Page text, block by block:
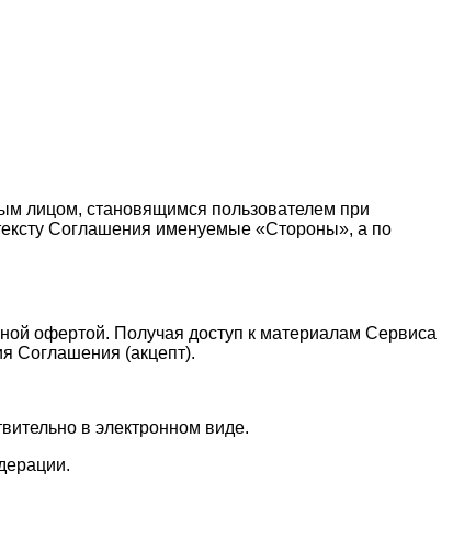
лицом, становящимся пользователем при
Соглашения именуемые «Стороны», а по
офертой. Получая доступ к материалам Сервиса
Соглашения (акцепт).
в электронном виде.